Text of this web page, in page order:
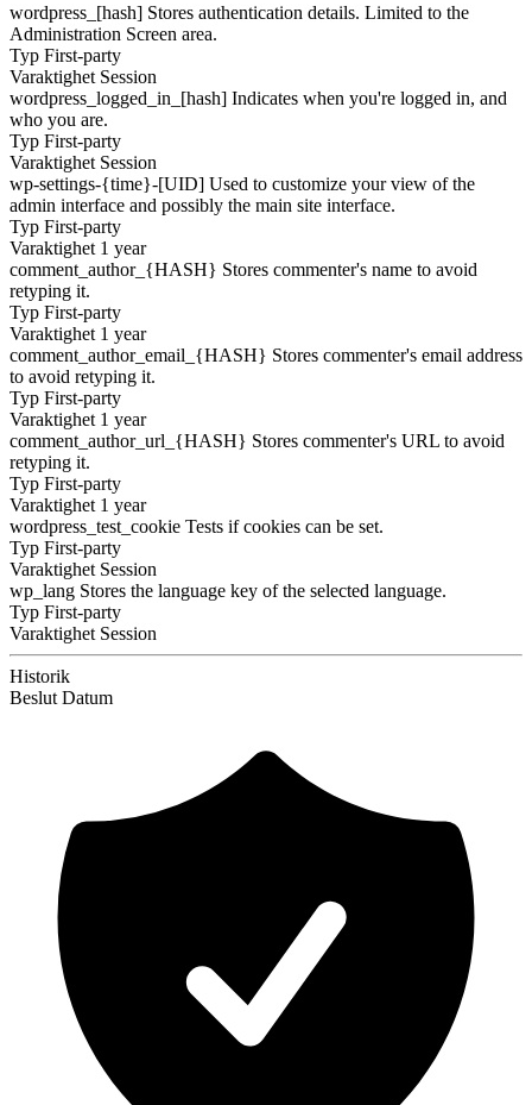
wordpress_[hash] Stores authentication details. Limited to the
Administration Screen area.
Typ First-party
Varaktighet Session
wordpress_logged_in_[hash] Indicates when you're logged in, and
who you are.
Typ First-party
Varaktighet Session
wp-settings-{time}-[UID] Used to customize your view of the
admin interface and possibly the main site interface.
Typ First-party
Varaktighet 1 year
comment_author_{HASH} Stores commenter's name to avoid
retyping it.
Typ First-party
Varaktighet 1 year
comment_author_email_{HASH} Stores commenter's email address
to avoid retyping it.
Typ First-party
Varaktighet 1 year
comment_author_url_{HASH} Stores commenter's URL to avoid
retyping it.
Typ First-party
Varaktighet 1 year
wordpress_test_cookie Tests if cookies can be set.
Typ First-party
Varaktighet Session
wp_lang Stores the language key of the selected language.
Typ First-party
Varaktighet Session
Historik
Beslut Datum